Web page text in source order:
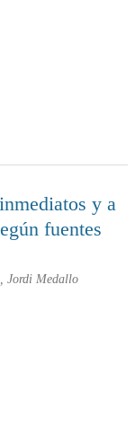
y a
fuentes
Jordi Medallo